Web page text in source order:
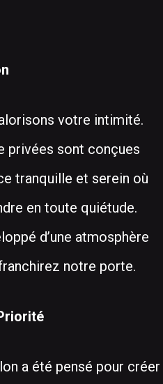
votre intimité.
privées sont conçues
tranquille et serein où
en toute quiétude.
d’une atmosphère
notre porte.
a été pensé pour créer